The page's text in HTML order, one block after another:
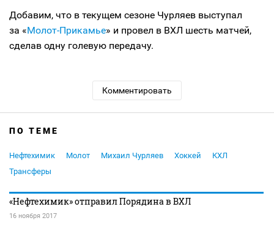
Добавим, что в текущем сезоне Чурляев выступал
за «Молот-Прикамье» и провел в ВХЛ шесть матчей,
сделав одну голевую передачу.
Комментировать
ПО ТЕМЕ
Нефтехимик Молот Михаил Чурляев Хоккей
КХЛ
Трансферы
«Нефтехимик» отправил Порядина в ВХЛ
16 ноября 2017